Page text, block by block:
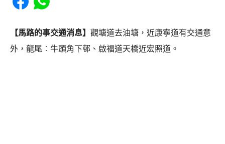
【馬路的事交通消息】 觀塘道去油塘，近康寧道有交通意
外，龍尾︰牛頭角下邨、啟福道天橋近宏照道。